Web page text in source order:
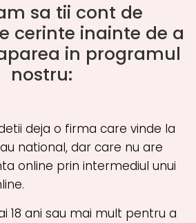
sa tii cont de
cerinte inainte de a
in programul
nostru:
deja o firma care vinde la
national, dar care nu are
online prin intermediul unui
18 ani sau mai mult pentru a